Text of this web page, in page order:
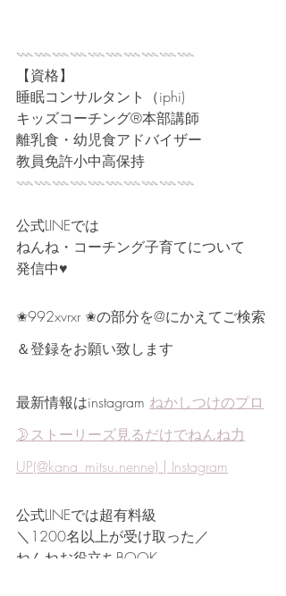
𓇠𓇠𓇠𓇠𓇠𓇠𓇠𓇠𓇠𓇠
【資格】
睡眠コンサルタント（iphi)
キッズコーチング®本部講師
離乳食・幼児食アドバイザー
教員免許小中高保持
𓇠𓇠𓇠𓇠𓇠𓇠𓇠𓇠𓇠𓇠
公式LINEでは
ねんね・コーチング子育てについて
発信中♥
✬992xvrxr ✬の部分を@にかえてご検索
＆登録をお願い致します
最新情報はinstagram ねかしつけのプロ
🌛ストーリーズ見るだけでねんね力
UP(@kana_mitsu.nenne) | Instagram
公式LINEでは超有料級
＼1200名以上が受け取った／
ねんねお役立ちBOOK